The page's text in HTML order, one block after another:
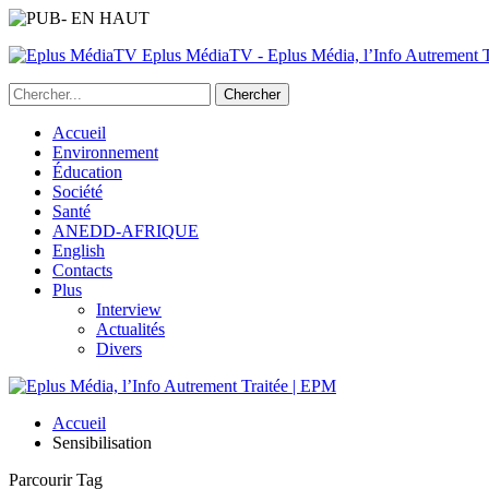
Eplus MédiaTV - Eplus Média, l’Info Autrement
Accueil
Environnement
Éducation
Société
Santé
ANEDD-AFRIQUE
English
Contacts
Plus
Interview
Actualités
Divers
Accueil
Sensibilisation
Parcourir Tag